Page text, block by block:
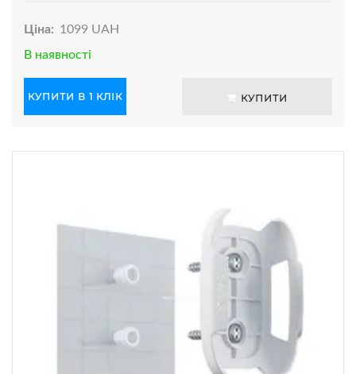
Ціна: 1099 UAH
В наявності
КУПИТИ В 1 КЛІК КУПИТИ